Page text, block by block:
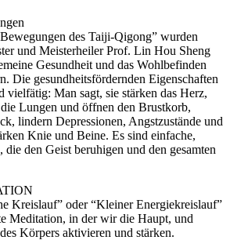
des Taiji-Qigong” wurden
und Meisterheiler Prof. Lin Hou Sheng
Gesundheit und das Wohlbefinden
Die gesundheitsfördernden Eigenschaften
vielfätig: Man sagt, sie stärken das Herz,
Lungen und öffnen den Brustkorb,
lindern Depressionen, Angstzustände und
Knie und Beine. Es sind einfache,
den Geist beruhigen und den gesamten
Kreislauf” oder “Kleiner Energiekreislauf”
Meditation, in der wir die Haupt, und
Körpers aktivieren und stärken.